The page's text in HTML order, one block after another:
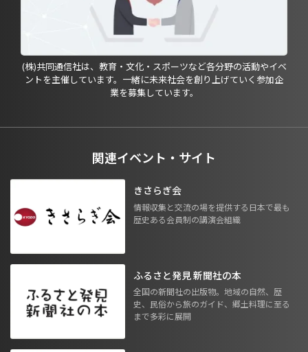
(株)共同通信社は、教育・文化・スポーツなど各分野の活動やイベ
ントを主催しています。一緒に未来社会を創り上げていく参加企
業を募集しています。
関連イベント・サイト
きさらぎ会
情報収集と交流の場を提供する日本で最も
歴史ある会員制の講演会組織
ふるさと発見 新聞社の本
全国の新聞社の出版物。地域の自然、歴
史、民俗から旅のガイド、郷土料理に至る
まで多彩に展開